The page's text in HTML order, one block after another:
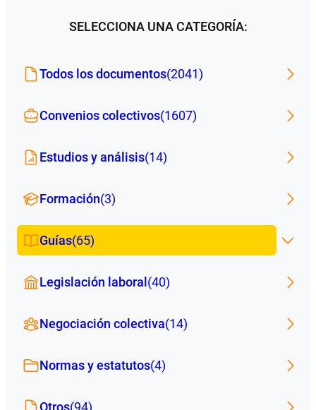
SELECCIONA UNA CATEGORÍA:
Todos los documentos(2041)
Convenios colectivos(1607)
Estudios y análisis(14)
Formación(3)
Guías(65)
Legislación laboral (40)
Negociación colectiva(14)
Normas y estatutos(4)
Otros(94)